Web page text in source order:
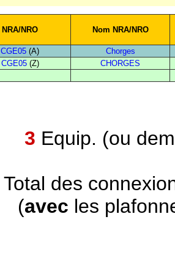
NRA/NRO Nom NRA/NRO
CGE05 (A)
Chorges
CGE05(Z) CHORGES
3 Equip. (ou
Total des
(avec les